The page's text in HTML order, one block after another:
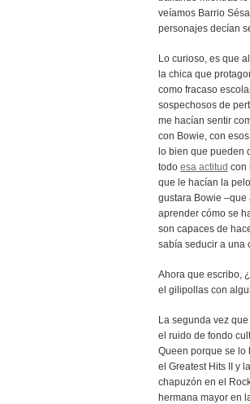
veíamos Barrio
personajes decían
Lo curioso, es que
la chica que
como fracaso
sospechosos de
me hacían sentir
con Bowie, con
lo bien que pueden
todo esa actitud con
que le hacían la
gustara Bowie –que
aprender cómo se
son capaces de
sabía seducir a una
Ahora que escribo,
el gilipollas con
La segunda vez
el ruido de fondo
Queen porque se lo
el Greatest Hits II y
chapuzón en el
hermana mayor en